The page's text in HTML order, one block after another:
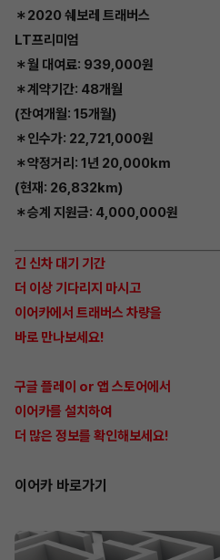
＊2020 쉐보레 트래버스
LT프리미엄
＊월 대여료: 939,000원
＊계약기간: 48개월
(잔여개월: 15개월)
＊인수가: 22,721,000원
＊약정거리: 1년 20,000km
(현재: 26,832km)
＊승계 지원금: 4,000,000원
긴 신차 대기 기간
더 이상 기다리지 마시고
이어카에서 트래버스 차량을
바로 만나보세요!
구글 플레이 or 앱 스토어에서
이어카를 설치하여
더 많은 정보를 확인해보세요!
이어카 바로가기